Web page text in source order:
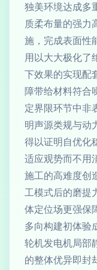
独美环境达成多
质柔布量的强力
施，完成表面性
用以大大极化了
下效果的实现配
障带给材料符合
定界限环节中非
明声源类规与动
得以证明自优化
适应观势而不用
施工的高难度创
工模式后的磨提
体定位场更强保
多向构建初体验
轮机发电机局部
的整体优异即封